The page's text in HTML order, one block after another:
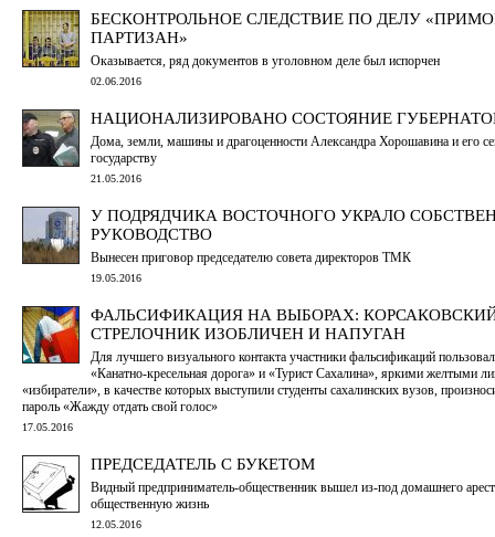
БЕСКОНТРОЛЬНОЕ СЛЕДСТВИЕ ПО ДЕЛУ
ПАРТИЗАН»
Оказывается, ряд документов в уголовном деле был испорчен
02.06.2016
НАЦИОНАЛИЗИРОВАНО СОСТОЯНИЕ
Дома, земли, машины и драгоценности Александра Хорошавина и его
государству
21.05.2016
У ПОДРЯДЧИКА ВОСТОЧНОГО УКРАЛО
РУКОВОДСТВО
Вынесен приговор председателю совета директоров ТМК
19.05.2016
ФАЛЬСИФИКАЦИЯ НА ВЫБОРАХ:
CТРЕЛОЧНИК ИЗОБЛИЧЕН И НАПУГАН
Для лучшего визуального контакта участники фальсификаций
«Канатно-кресельная дорога» и «Турист Сахалина», яркими желтыми
«избиратели», в качестве которых выступили студенты сахалинских вузов,
пароль «Жажду отдать свой голос»
17.05.2016
ПРЕДСЕДАТЕЛЬ С БУКЕТОМ
Видный предприниматель-общественник вышел из-под домашнего
общественную жизнь
12.05.2016